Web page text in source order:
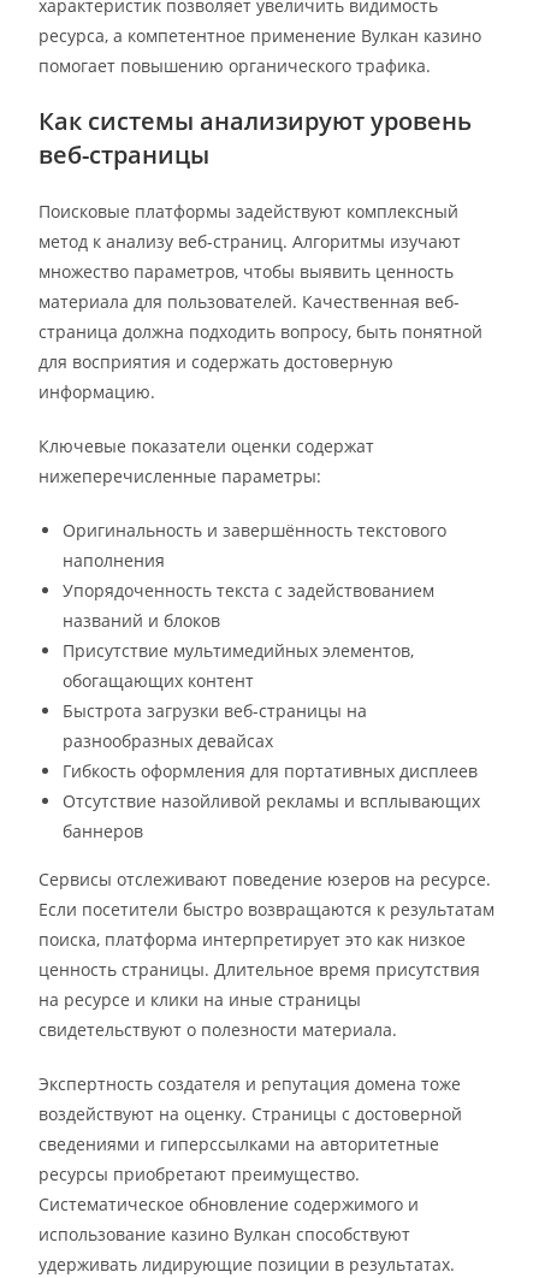
характеристик позволяет увеличить видимость
ресурса, а компетентное применение Вулкан казино
помогает повышению органического трафика.
Как системы анализируют уровень
веб-страницы
Поисковые платформы задействуют комплексный
метод к анализу веб-страниц. Алгоритмы изучают
множество параметров, чтобы выявить ценность
материала для пользователей. Качественная веб-
страница должна подходить вопросу, быть понятной
для восприятия и содержать достоверную
информацию.
Ключевые показатели оценки содержат
нижеперечисленные параметры:
Оригинальность и завершённость текстового
наполнения
Упорядоченность текста с задействованием
названий и блоков
Присутствие мультимедийных элементов,
обогащающих контент
Быстрота загрузки веб-страницы на
разнообразных девайсах
Гибкость оформления для портативных дисплеев
Отсутствие назойливой рекламы и всплывающих
баннеров
Сервисы отслеживают поведение юзеров на ресурсе.
Если посетители быстро возвращаются к результатам
поиска, платформа интерпретирует это как низкое
ценность страницы. Длительное время присутствия
на ресурсе и клики на иные страницы
свидетельствуют о полезности материала.
Экспертность создателя и репутация домена тоже
воздействуют на оценку. Страницы с достоверной
сведениями и гиперссылками на авторитетные
ресурсы приобретают преимущество.
Систематическое обновление содержимого и
использование казино Вулкан способствуют
удерживать лидирующие позиции в результатах.